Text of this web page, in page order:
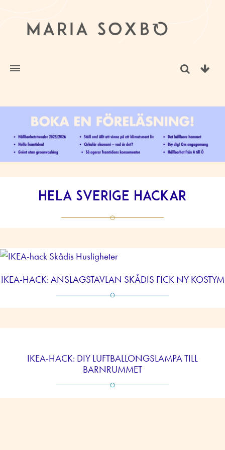
Hela Sverige hackar
IKEA-HACK: ANSLAGSTAVLAN SKÅDIS FICK NY KOSTYM
IKEA-HACK: DIY LUFTBALLONGSLAMPA TILL
BARNRUMMET